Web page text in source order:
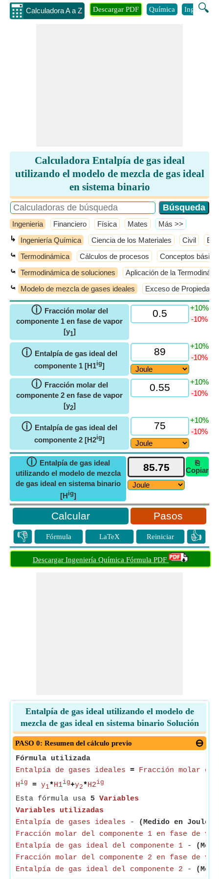
Calculadora A a Z 🔍
Descargar PDF Química Ingenieria
Calculadora Entalpía de gas ideal
utilizando el modelo de mezcla de gas ideal
en sistema binario
Ingenieria Financiero Física Mates ​Más >>
↳ Ingeniería Química Ciencia de los Materiales Civil
⤿ Termodinámica Cálculos de procesos Conceptos
⤿ Termodinámica de soluciones Aplicación de la
⤿ Modelo de mezcla de gases ideales Exceso de
ⓘ Fracción molar del
componente 1 en fase de vapor
[y1]
+10%
-10%
ⓘ Entalpía de gas ideal del
componente 1 [H1ig]
+10%
-10%
ⓘ Fracción molar del
componente 2 en fase de vapor
[y2]
+10%
-10%
ⓘ Entalpía de gas ideal del
componente 2 [H2ig]
+10%
-10%
ⓘ Entalpía de gas ideal
utilizando el modelo de mezcla
de gas ideal en sistema binario
[Hig]
⎘
Copiar
Pasos
👎 Fórmula LaTeX Reiniciar 👍
Descargar Ingeniería Química Fórmula PDF
Entalpía de gas ideal utilizando el modelo de
mezcla de gas ideal en sistema binario Solución
PASO 0: Resumen del cálculo previo
Fórmula utilizada
Entalpía de gases ideales = Fracción molar
Hig = y1*H1ig+y2*H2ig
Esta fórmula usa 5 Variables
Variables utilizadas
Entalpía de gases ideales - (Medido en Joule)
Fracción molar del componente 1 en fase de
Entalpía de gas ideal del componente 1 -
Fracción molar del componente 2 en fase de
Entalpía de gas ideal del componente 2 -